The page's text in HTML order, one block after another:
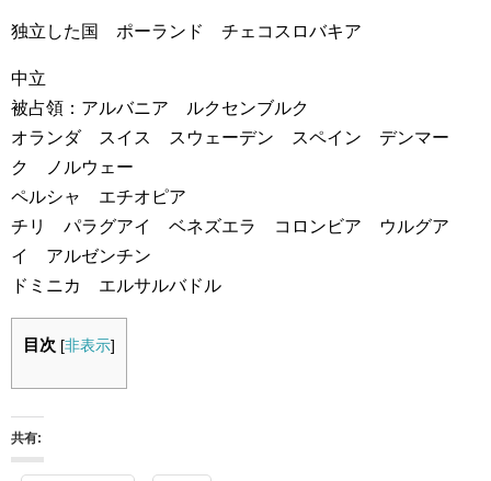
独立した国 ポーランド チェコスロバキア
中立
被占領：アルバニア ルクセンブルク
オランダ スイス スウェーデン スペイン デンマー
ク ノルウェー
ペルシャ エチオピア
チリ パラグアイ ベネズエラ コロンビア ウルグア
イ アルゼンチン
ドミニカ エルサルバドル
目次 [非表示]
共有: